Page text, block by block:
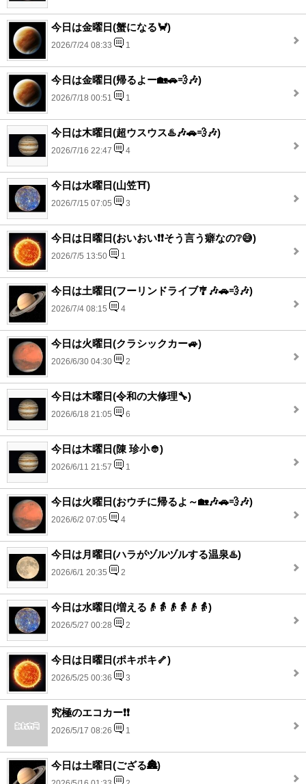
今日は金曜日(蟹になる🦀)
2026/7/24 08:33 1
今日は金曜日(帰るよー🏡🚗💨🎶)
2026/7/18 00:51 1
今日は木曜日(超ウスウス♨️🎶🚗💨🎶)
2026/7/16 22:47 4
今日は水曜日(山笠⛩️)
2026/7/15 07:05 3
今日は日曜日(おいおい❗❗そう言う癖なの❔😅)
2026/7/5 13:50 1
今日は土曜日(フーリンドライブ🎐🎶🚗💨🎶)
2026/7/4 08:15 4
今日は火曜日(クラシックカー🚙)
2026/6/30 04:30 2
今日は木曜日(令和の大修理🔧)
2026/6/18 21:05 6
今日は木曜日(陳 珍小👲)
2026/6/11 21:57 1
今日は火曜日(おウチに帰るよ～🏡🎶🚗💨🎶)
2026/6/2 07:05 4
今日は月曜日(ハラがヅルヅルする温泉♨️)
2026/6/1 20:35 2
今日は水曜日(増える👴👵👴👵👴👵)
2026/5/27 00:28 2
今日は日曜日(ポキポキ🦴)
2026/5/25 00:36 3
究極のエコカー❗❗
2026/5/17 08:26 1
今日は土曜日(ござる🏯)